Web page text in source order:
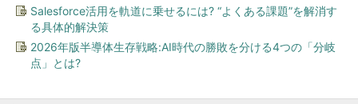
Salesforce活用を軌道に乗せるには? “よくある課題”を解消す
る具体的解決策
2026年版半導体生存戦略:AI時代の勝敗を分ける4つの「分岐
点」とは?